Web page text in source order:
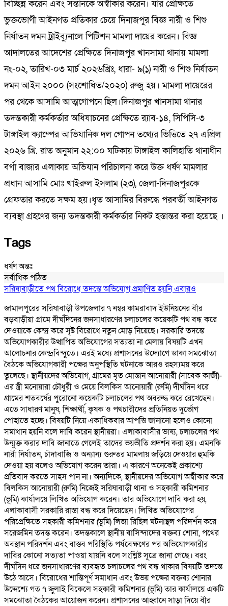
বিচ্ছিন্ন করেন এবং সন্তানকে অস্বীকার করেন। যার প্রেক্ষিতে
ভুক্তভোগী আইনগত প্রতিকার চেয়ে দিনাজপুর বিজ্ঞ নারী ও শিশু
নির্যাতন দমন ট্রাইব্যুনালে পিটিশন মামলা দায়ের করেন। বিজ্ঞ
আদালতের আদেশের প্রেক্ষিতে দিনাজপুর খানসামা থানায় মামলা
নং-০২, তারিখ-০৩ মার্চ ২০২৬খ্রিঃ, ধারা- ৯(১) নারী ও শিশু নির্যাতন
দমন আইন ২০০০ (সংশোধিত/২০২০) রুজু হয়। মামলা দায়েরের
পর থেকে আসামি আত্মগোপনে ছিল।দিনাজপুর খানসামা থানার
তদন্তকারী কর্মকর্তার অধিযাচনের প্রেক্ষিতে র‌্যাব-১৪, সিপিসি-৩
টাঙ্গাইল ক্যাম্পের আভিযানিক দল গোপন তথ্যের ভিত্তিতে ২৭ এপ্রিল
২০২৬ খ্রি. রাত অনুমান ২২:০০ ঘটিকায় টাঙ্গাইল কালিহাতি থানাধীন
বর্গা বাজার এলাকায় অভিযান পরিচালনা করে উক্ত ধর্ষণ মামলার
প্রধান আসামি মোঃ খাইরুল ইসলাম (২৩), জেলা-দিনাজপুরকে
গ্রেফতার করতে সক্ষম হয়।ধৃত আসামির বিরুদ্ধে পরবর্তী আইনগত
ব্যবস্থা গ্রহণের জন্য তদন্তকারী কর্মকর্তার নিকট হস্তান্তর করা হয়েছে ।
Tags
ধর্ষণঅন্তঃ
সর্বাধিক পঠিত
সরিষাবাড়ীতে পথ বিরোধে তদন্তে অভিযোগ প্রমাণিত হয়নি এবারও
জামালপুরের সরিষাবাড়ী উপজেলার ৭ নম্বর কামরাবাদ ইউনিয়নের বীর
বড়বাড়ীয়া গ্রামে দীর্ঘদিনের জনসাধারণের চলাচলের কয়েকটি পথ বন্ধ করে
দেওয়াকে কেন্দ্র করে সৃষ্ট বিরোধে নতুন মোড় নিয়েছে। সরকারি তদন্তে
অভিযোগকারীর উত্থাপিত অভিযোগের সত্যতা না মেলায় বিষয়টি এখন
আলোচনার কেন্দ্রবিন্দুতে। এরই মধ্যে প্রশাসনের উদ্যোগে ডাকা সমঝোতা
বৈঠকে অভিযোগকারী পক্ষের অনুপস্থিতি ঘটনাকে আরও রহস্যময় করে
তুলেছে। স্থানীয়দের অভিযোগ, গ্রামের মৃত মোস্তান আনোয়ারী (সাবেক কাজী)-
এর স্ত্রী মনোয়ারা চৌধুরী ও মেয়ে বিলকিস আনোয়ারী (রুমি) দীর্ঘদিন ধরে
গ্রামের শতবর্ষের পুরোনো কয়েকটি চলাচলের পথ অবরুদ্ধ করে রেখেছেন।
এতে সাধারণ মানুষ, শিক্ষার্থী, কৃষক ও পথচারীদের প্রতিনিয়ত দুর্ভোগ
পোহাতে হচ্ছে। বিষয়টি নিয়ে একাধিকবার আপত্তি জানানো হলেও কোনো
সমাধান হয়নি বলে দাবি করেন স্থানীয়রা। এলাকাবাসীর ভাষ্য, চলাচলের পথ
উন্মুক্ত করার দাবি জানাতে গেলেই তাদের ভয়ভীতি প্রদর্শন করা হয়। এমনকি
নারী নির্যাতন, চাঁদাবাজি ও অন্যান্য গুরুতর মামলায় জড়িয়ে দেওয়ার হুমকি
দেওয়া হয় বলেও অভিযোগ করেন তারা। এ কারণে অনেকেই প্রকাশ্যে
প্রতিবাদ করতে সাহস পান না। অন্যদিকে, স্থানীয়দের অভিযোগ অস্বীকার করে
বিলকিস আনোয়ারী (রুমি) নিজেই সরিষাবাড়ী থানা ও সহকারী কমিশনার
(ভূমি) কার্যালয়ে লিখিত অভিযোগ করেন। তার অভিযোগে দাবি করা হয়,
এলাকাবাসী সরকারি রাস্তা বন্ধ করে দিয়েছেন। লিখিত অভিযোগের
পরিপ্রেক্ষিতে সহকারী কমিশনার (ভূমি) লিজা রিছিল ঘটনাস্থল পরিদর্শন করে
সরেজমিন তদন্ত করেন। তদন্তকালে স্থানীয় বাসিন্দাদের বক্তব্য শোনা, পথের
অবস্থান পরিদর্শন এবং বাস্তব পরিস্থিতি পর্যবেক্ষণের পর অভিযোগকারীর
দাবির কোনো সত্যতা পাওয়া যায়নি বলে সংশ্লিষ্ট সূত্রে জানা গেছে। বরং
দীর্ঘদিন ধরে জনসাধারণের ব্যবহৃত চলাচলের পথ বন্ধ থাকার বিষয়টি তদন্তে
উঠে আসে। বিরোধের শান্তিপূর্ণ সমাধান এবং উভয় পক্ষের বক্তব্য শোনার
উদ্দেশ্যে গত ৭ জুলাই বিকেলে সহকারী কমিশনার (ভূমি) তার কার্যালয়ে একটি
সমঝোতা বৈঠকের আয়োজন করেন। প্রশাসনের আহ্বানে সাড়া দিয়ে বীর